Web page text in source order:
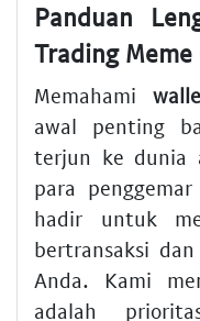
Panduan
Trading Meme
Memahami
awal penting
terjun ke dunia
para penggemar
hadir untuk
bertransaksi
Anda. Kami
adalah